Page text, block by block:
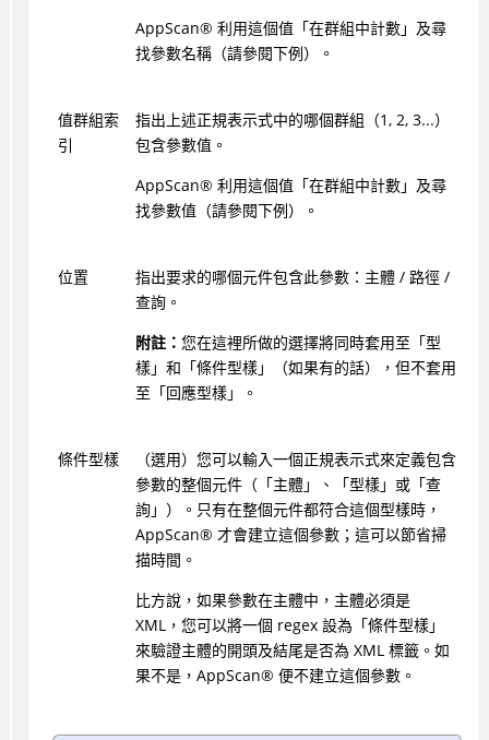
AppScan® 利用這個值「在群組中計數」及尋
找參數名稱（請參閱下例）。
值群組索
引
指出上述正規表示式中的哪個群組（1, 2, 3...）
包含參數值。
AppScan® 利用這個值「在群組中計數」及尋
找參數值（請參閱下例）。
位置
指出要求的哪個元件包含此參數：主體 / 路徑 /
查詢。
附註： 您在這裡所做的選擇將同時套用至「型
樣」和「條件型樣」（如果有的話），但不套用
至「回應型樣」。
條件型樣
（選用）您可以輸入一個正規表示式來定義包含
參數的整個元件（「主體」、「型樣」或「查
詢」）。只有在整個元件都符合這個型樣時，
AppScan® 才會建立這個參數；這可以節省掃
描時間。
比方說，如果參數在主體中，主體必須是
XML，您可以將一個 regex 設為「條件型樣」
來驗證主體的開頭及結尾是否為 XML 標籤。如
果不是， AppScan® 便不建立這個參數。